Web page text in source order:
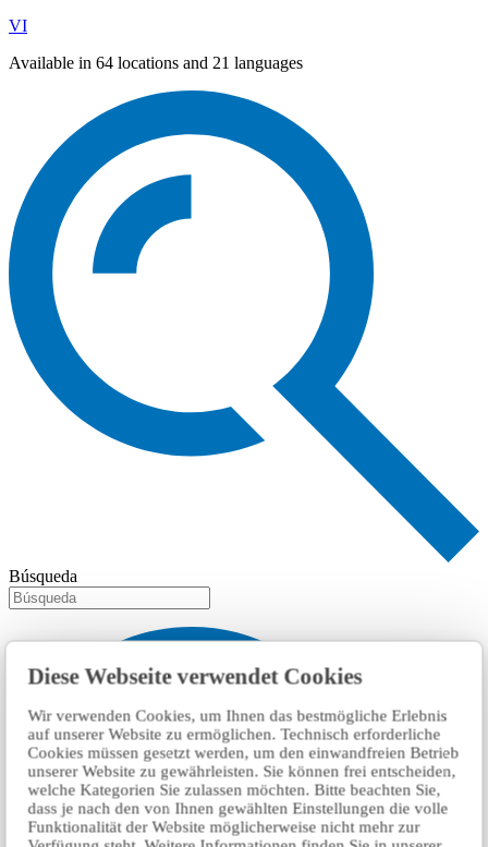
Diese Webseite verwendet Cookies
Wir verwenden Cookies, um Ihnen das bestmögliche Erlebnis
auf unserer Website zu ermöglichen. Technisch erforderliche
Cookies müssen gesetzt werden, um den einwandfreien Betrieb
unserer Website zu gewährleisten. Sie können frei entscheiden,
welche Kategorien Sie zulassen möchten. Bitte beachten Sie,
dass je nach den von Ihnen gewählten Einstellungen die volle
Funktionalität der Website möglicherweise nicht mehr zur
VI
Available in 64 locations and 21 languages
Búsqueda